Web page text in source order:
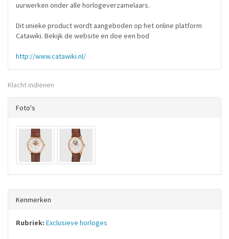
uurwerken onder alle horlogeverzamelaars.
Dit unieke product wordt aangeboden op het online platform
Catawiki. Bekijk de website en doe een bod
http://www.catawiki.nl/
Klacht indienen
Foto's
Kenmerken
Rubriek: Exclusieve horloges